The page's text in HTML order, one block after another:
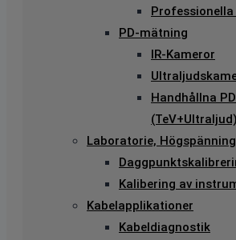
PD-mätning
IR-Kameror
Handhållna
(TeV+Ultraljud)
Laboratorie,
Kalibering av
Kabelapplikationer
Kabeldiagnostik